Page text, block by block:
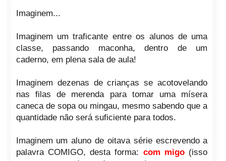
Imaginem...
Imaginem um traficante entre os alunos de uma
classe, passando maconha, dentro de um
caderno, em plena sala de aula!
Imaginem dezenas de crianças se acotovelando
nas filas de merenda para tomar uma mísera
caneca de sopa ou mingau, mesmo sabendo que a
quantidade não será suficiente para todos.
Imaginem um aluno de oitava série escrevendo a
palavra COMIGO, desta forma: com migo (isso